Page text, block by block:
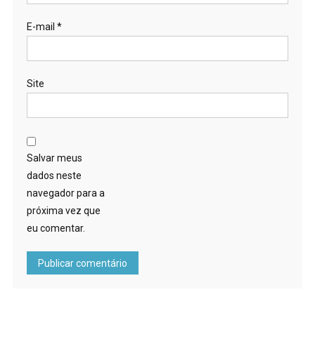
E-mail *
Site
Salvar meus
dados neste
navegador para a
próxima vez que
eu comentar.